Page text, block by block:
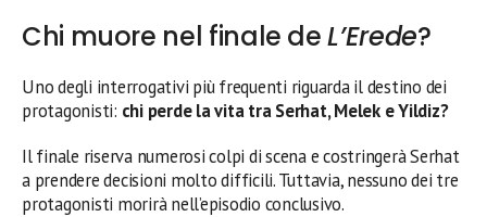
Chi muore nel finale deL’Erede?
Uno degli interrogativi più frequenti riguarda il destino dei
protagonisti: chi perde la vita tra Serhat, Melek e Yildiz?
Il finale riserva numerosi colpi di scena e costringerà Serhat
a prendere decisioni molto difficili. Tuttavia, nessuno dei tre
protagonisti morirà nell’episodio conclusivo.